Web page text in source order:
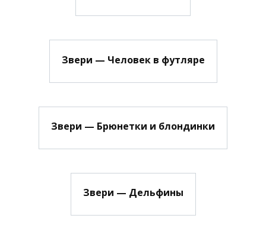
Звери — Человек в футляре
Звери — Брюнетки и блондинки
Звери — Дельфины